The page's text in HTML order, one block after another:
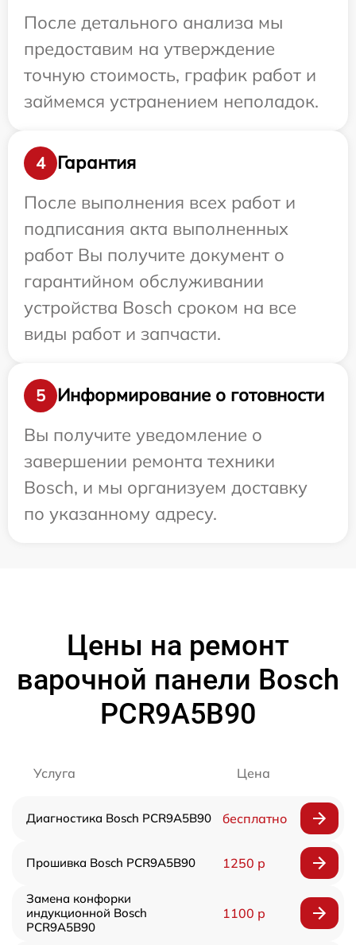
После детального анализа мы
предоставим на утверждение
точную стоимость, график работ и
займемся устранением неполадок.
4
Гарантия
После выполнения всех работ и
подписания акта выполненных
работ Вы получите документ о
гарантийном обслуживании
устройства Bosch сроком на все
виды работ и запчасти.
5
Информирование о готовности
Вы получите уведомление о
завершении ремонта техники
Bosch, и мы организуем доставку
по указанному адресу.
Цены на ремонт
варочной панели Bosch
PCR9A5B90
Услуга Цена
Диагностика Bosch PCR9A5B90 бесплатно
Прошивка Bosch PCR9A5B90 1250 р
Замена конфорки
индукционной Bosch
PCR9A5B90
1100 р